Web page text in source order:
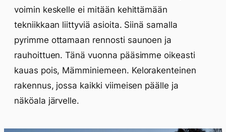
voimin keskelle ei mitään kehittämään
tekniikkaan liittyviä asioita. Siinä samalla
pyrimme ottamaan rennosti saunoen ja
rauhoittuen. Tänä vuonna pääsimme oikeasti
kauas pois, Mämminiemeen. Kelorakenteinen
rakennus, jossa kaikki viimeisen päälle ja
näköala järvelle.